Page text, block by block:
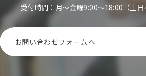
受付時間：月〜金曜9:00〜18:00（土日
お問い合わせフォームへ